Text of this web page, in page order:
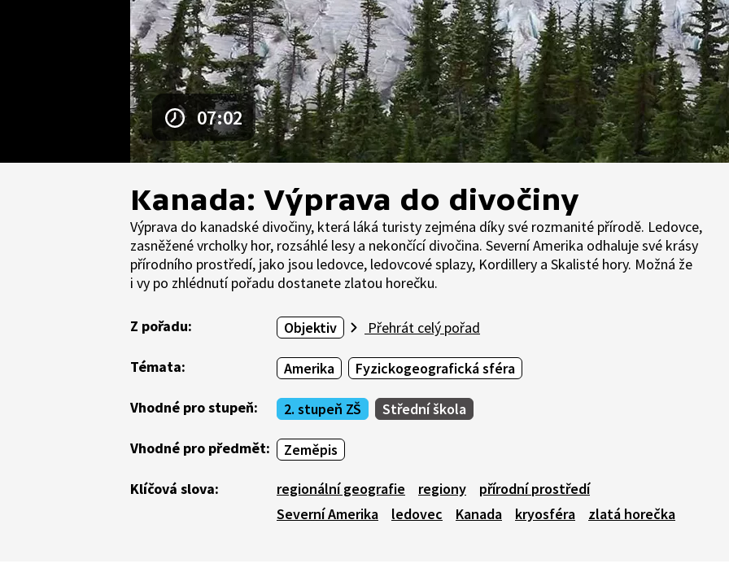
07:02
Kanada: Výprava do divočiny
Výprava do kanadské divočiny, která láká turisty zejména díky své rozmanité přírodě. Ledovce,
zasněžené vrcholky hor, rozsáhlé lesy a nekončící divočina. Severní Amerika odhaluje své krásy
přírodního prostředí, jako jsou ledovce, ledovcové splazy, Kordillery a Skalisté hory. Možná že
i vy po zhlédnutí pořadu dostanete zlatou horečku.
Z pořadu: Objektiv Přehrát celý pořad
Témata: Amerika Fyzickogeografická sféra
Vhodné pro stupeň: 2. stupeň ZŠ Střední škola
Vhodné pro předmět: Zeměpis
Klíčová slova: regionální geografie regiony
přírodní prostředí
Severní Amerika
ledovec Kanada kryosféra zlatá horečka